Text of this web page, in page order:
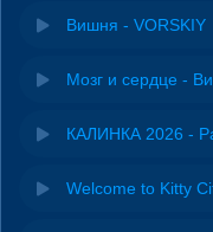
Вишня - VORSKIY
Мозг и сердце -
КАЛИНКА 2026 -
Welcome to Kitty